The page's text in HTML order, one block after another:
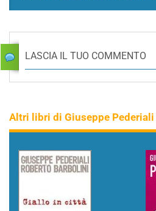
LASCIA IL TUO COMMENTO
Altri libri di Giuseppe Pederiali